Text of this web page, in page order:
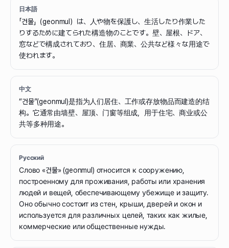
日本語
「건물」（geonmul）は、人や物を保護し、生活したり作業した
りするために建てられた構造物のことです。壁、屋根、ドア、
窓などで構成されており、住居、商業、公共など様々な用途で
使われます。
中文
“건물”(geonmul)是指为人们居住、工作或存放物品而建造的结
构。它通常由墙壁、屋顶、门窗等组成，用于住宅、商业或公
共等多种用途。
Русский
Слово «건물» (geonmul) относится к сооружению,
построенному для проживания, работы или хранения
людей и вещей, обеспечивающему убежище и защиту.
Оно обычно состоит из стен, крыши, дверей и окон и
используется для различных целей, таких как жилые,
коммерческие или общественные нужды.